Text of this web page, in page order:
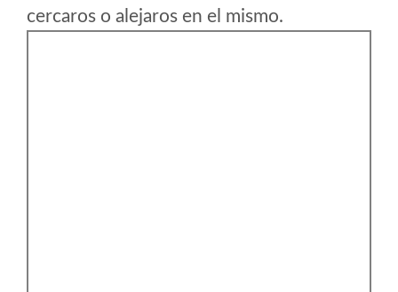
cercaros o alejaros en el mismo.